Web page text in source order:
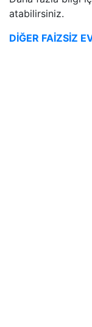
atabilirsiniz.
DİĞER FAİZSİZ